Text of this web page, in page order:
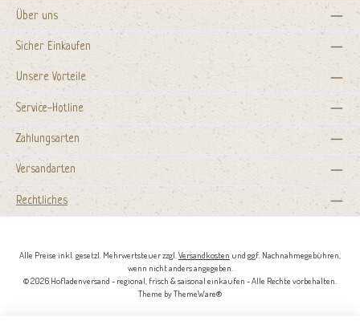
Über uns
Sicher Einkaufen
Unsere Vorteile
Service-Hotline
Zahlungsarten
Versandarten
Rechtliches
Alle Preise inkl. gesetzl. Mehrwertsteuer zzgl.Versandkosten und ggf. Nachnahmegebühren,
wenn nicht anders angegeben.
© 2026 Hofladenversand - regional, frisch & saisonal einkaufen - Alle Rechte vorbehalten.
Theme byThemeWare®